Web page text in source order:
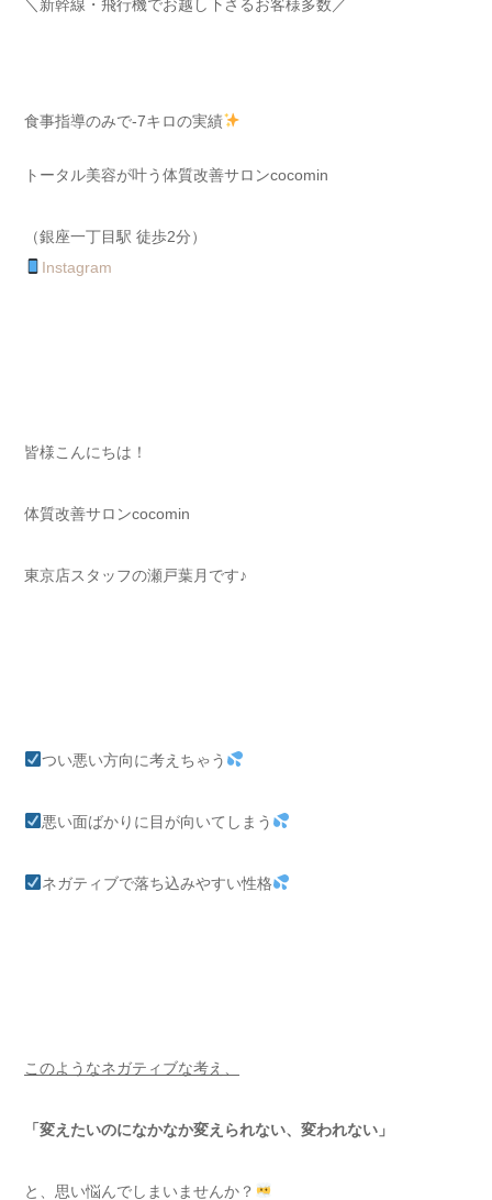
＼新幹線・飛行機でお越し下さるお客様多数／
食事指導のみで-7キロの実績
トータル美容が叶う体質改善サロンcocomin
（銀座一丁目駅 徒歩2分）
Instagram
皆様こんにちは！
体質改善サロンcocomin
東京店スタッフの瀬戸葉月です♪
つい悪い方向に考えちゃう
悪い面ばかりに目が向いてしまう
ネガティブで落ち込みやすい性格
このようなネガティブな考え、
「変えたいのになかなか変えられない、変われない」
と、思い悩んでしまいませんか？